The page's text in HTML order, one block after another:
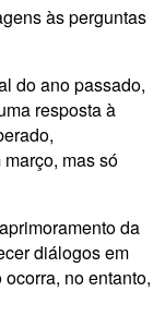
às perguntas
do ano passado,
resposta à
mas só
da
diálogos em
no entanto,